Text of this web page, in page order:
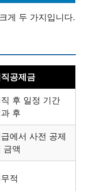
게 두 가지입니다.
공제금
후 일정 기간
후
에서 사전 공제
금액
적